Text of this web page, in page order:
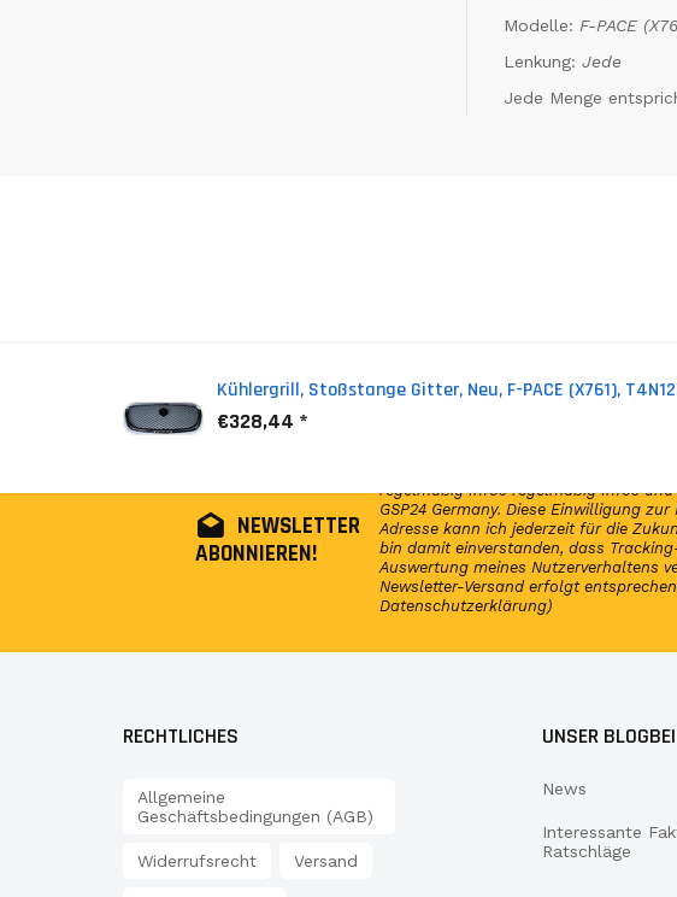
Modelle: F-PACE
Lenkung: Jede
Jede Menge
Kühlergrill, Stoßstange Gitter, Neu, F-PACE (X761),
€328,44 *
NEWSLETTER
ABONNIEREN!
regelmäßig Infos regelmäßig Infos und
GSP24 Germany. Diese Einwilligung
Adresse kann ich jederzeit für die
bin damit einverstanden, dass
Auswertung meines Nutzerverhaltens
Newsletter-Versand erfolgt
Datenschutzerklärung)
RECHTLICHES
Allgemeine
Geschäftsbedingungen (AGB)
Widerrufsrecht Versand
UNSER
News
Interessante
Ratschläge